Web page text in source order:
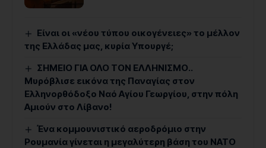
Είναι οι «νέου τύπου οικογένειες» το μέλλον
της Ελλάδας μας, κυρία Υπουργέ;
ΣΗΜΕΙΟ ΓΙΑ ΟΛΟ ΤΟΝ ΕΛΛΗΝΙΣΜΟ..
Μυρόβλισε εικόνα της Παναγίας στον
Ελληνορθόδοξο Ναό Αγίου Γεωργίου, στην πόλη
Αμιούν στο Λίβανο!
Ένα κομμουνιστικό αεροδρόμιο στην
Ρουμανία γίνεται η μεγαλύτερη βάση του ΝΑΤΟ